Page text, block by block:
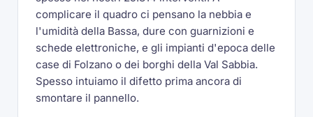
complicare il quadro ci pensano la nebbia e
l'umidità della Bassa, dure con guarnizioni e
schede elettroniche, e gli impianti d'epoca delle
case di Folzano o dei borghi della Val Sabbia.
Spesso intuiamo il difetto prima ancora di
smontare il pannello.